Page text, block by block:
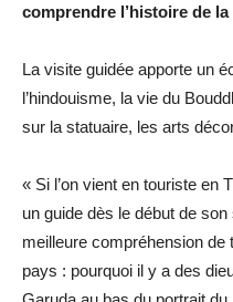
comprendre l’histoire de la
La visite guidée apporte un
l’hindouisme, la vie du
sur la statuaire, les arts
« Si l’on vient en touriste en
un guide dès le début de
meilleure compréhension de
pays : pourquoi il y a des